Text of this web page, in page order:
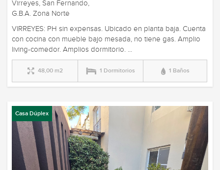
Virreyes, San Fernando,
G.B.A. Zona Norte
VIRREYES: PH sin expensas. Ubicado en planta baja. Cuenta
con cocina con mueble bajo mesada, no tiene gas. Amplio
living-comedor. Amplios dormitorio. ...
48,00 m2 1 Dormitorios 1 Baños
Casa Dúplex